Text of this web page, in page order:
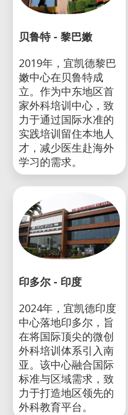
贝鲁特 - 黎巴嫩
2019年，宜凯德黎巴
嫩中心在贝鲁特成
立。作为中东地区首
家外科培训中心，致
力于通过国际水准的
实践培训留住本地人
才，减少医生赴海外
学习的需求。
印多尔 - 印度
2024年，宜凯德印度
中心落地印多尔，旨
在将国际顶尖的微创
外科培训体系引入南
亚。该中心融合国际
标准与区域需求，致
力于打造地区领先的
外科教育平台。